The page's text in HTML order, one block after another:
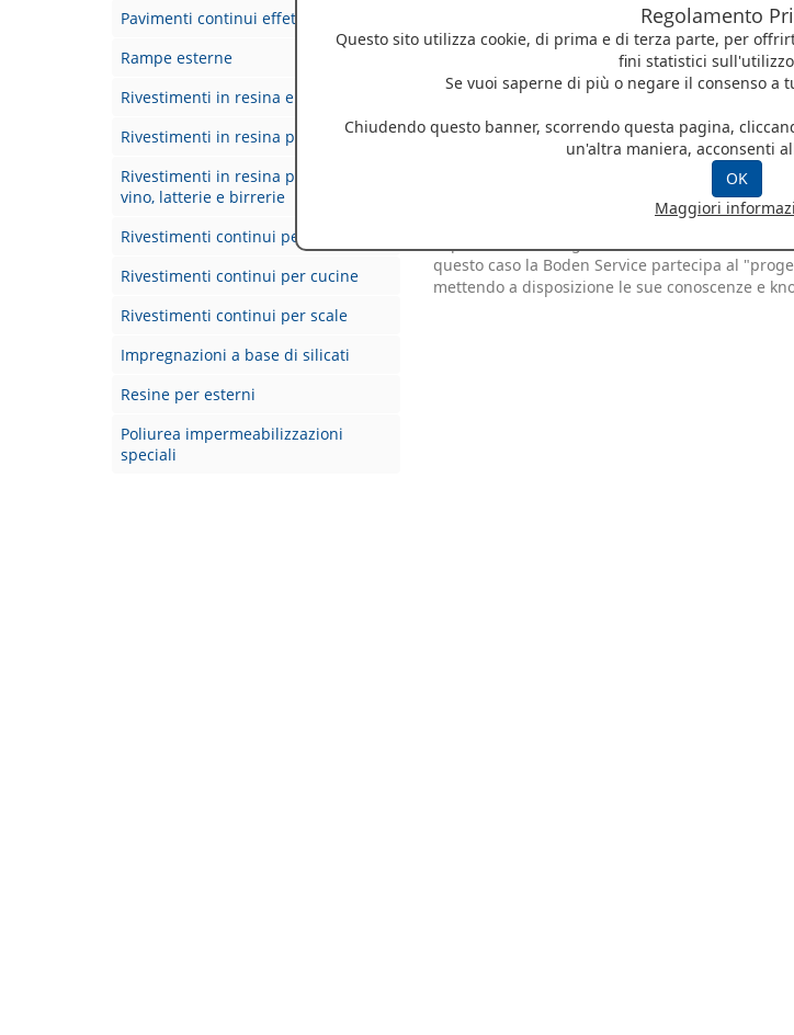
Regolamento
Questo sito utilizza cookie, di prima e di terza parte, per
fini statistici
Se vuoi saperne di più o negare il consenso a
Chiudendo questo banner, scorrendo questa pagina,
un'altra maniera, acconsenti
OK
Maggiori
Pavimenti continui effetto cemento
Rampe esterne
Rivestimenti in resina epossidica
Rivestimenti in resina per ospedali
Rivestimenti in resina per cantine di
vino, latterie e birrerie
Rivestimenti continui per bagni
Rivestimenti continui per cucine
Rivestimenti continui per scale
Impregnazioni a base di silicati
Resine per esterni
Poliurea impermeabilizzazioni
speciali
Pavimenti industriali
Negli ultimi anni sono aumentate le richieste di
industriali in calcestruzzo all'interno di
pubbliche . L'utilizzo di particolari spolveri
trasparenti a base di silicati di litio ( o sodio) ha
questo caso la Boden Service partecipa al
mettendo a disposizione le sue conoscenze e